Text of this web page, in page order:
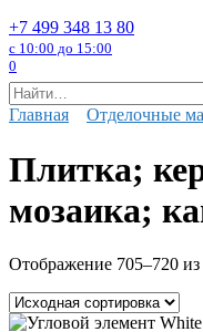
+7 499 348 13 80
с 10:00 до 15:00
0
Search
for:
Главная Отделочные
Плитка;
мозаика;
Отображение 705–720 из